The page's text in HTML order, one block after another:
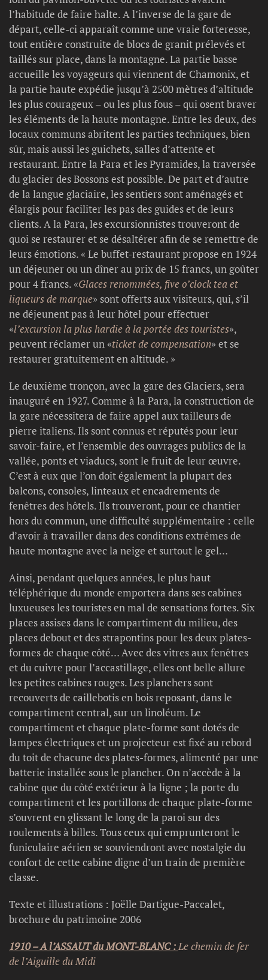
l’habitude de faire halte. A l’inverse de la gare de
départ, celle-ci apparaît comme une vraie forteresse,
tout entière construite de blocs de granit prélevés et
taillés sur place, dans la montagne. La partie basse
accueille les voyageurs qui viennent de Chamonix, et
la partie haute expédie jusqu’à 2500 mètres d’altitude
les plus courageux – ou les plus fous – qui osent braver
les éléments de la haute montagne. Entre les deux, des
locaux communs abritent les parties techniques, bien
sûr, mais aussi les guichets, salles d’attente et
restaurant. Entre la Para et les Pyramides, la traversée
du glacier des Bossons est possible. De part et d’autre
de la langue glaciaire, les sentiers sont aménagés et
élargis pour faciliter les pas des guides et de leurs
clients. A la Para, les excursionnistes trouveront de
quoi se restaurer et se désaltérer afin de se remettre de
leurs émotions. « Le buffet-restaurant propose en 1924
un déjeuner ou un dîner au prix de 15 francs, un goûter
pour 4 francs. «Glaces renommées, five o’clock tea et
liqueurs de marque» sont offerts aux visiteurs, qui, s’il
ne déjeunent pas à leur hôtel pour effectuer
«l’excursion la plus hardie à la portée des touristes»,
peuvent réclamer un «ticket de compensation» et se
restaurer gratuitement en altitude. »
Le deuxième tronçon, avec la gare des Glaciers, sera
inauguré en 1927. Comme à la Para, la construction de
la gare nécessitera de faire appel aux tailleurs de
pierre italiens. Ils sont connus et réputés pour leur
savoir-faire, et l’ensemble des ouvrages publics de la
vallée, ponts et viaducs, sont le fruit de leur œuvre.
C’est à eux que l’on doit également la plupart des
balcons, consoles, linteaux et encadrements de
fenêtres des hôtels. Ils trouveront, pour ce chantier
hors du commun, une difficulté supplémentaire : celle
d’avoir à travailler dans des conditions extrêmes de
haute montagne avec la neige et surtout le gel…
Ainsi, pendant quelques années, le plus haut
téléphérique du monde emportera dans ses cabines
luxueuses les touristes en mal de sensations fortes. Six
places assises dans le compartiment du milieu, des
places debout et des strapontins pour les deux plates-
formes de chaque côté… Avec des vitres aux fenêtres
et du cuivre pour l’accastillage, elles ont belle allure
les petites cabines rouges. Les planchers sont
recouverts de caillebotis en bois reposant, dans le
compartiment central, sur un linoléum. Le
compartiment et chaque plate-forme sont dotés de
lampes électriques et un projecteur est fixé au rebord
du toit de chacune des plates-formes, alimenté par une
batterie installée sous le plancher. On n’accède à la
cabine que du côté extérieur à la ligne ; la porte du
compartiment et les portillons de chaque plate-forme
s’ouvrent en glissant le long de la paroi sur des
roulements à billes. Tous ceux qui emprunteront le
funiculaire aérien se souviendront avec nostalgie du
confort de cette cabine digne d’un train de première
classe.
Texte et illustrations : Joëlle Dartigue-Paccalet,
brochure du patrimoine 2006
1910 –A l’ASSAUT du MONT-BLANC :Le chemin de fer
de l’Aiguille du Midi